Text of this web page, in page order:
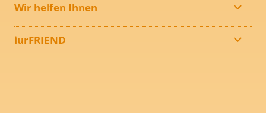
Wir helfen Ihnen
iurFRIEND